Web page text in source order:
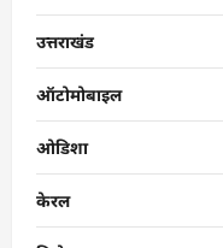
उत्तराखंड
ऑटोमोबाइल
ओडिशा
केरल